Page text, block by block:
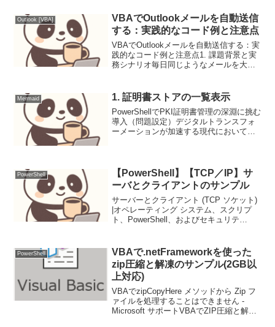
Outlook [VBA]
VBAでOutlookメールを自動送信
する：実践的なコード例と注意点
VBAでOutlookメールを自動送信する：実
践的なコード例と注意点1. 課題背景と実
務シナリオ毎日同じようなメールを大量
を浪費します。VBAでOutlookメールの
自...
Mermaid 1. 証明書ストアの一覧表示
PowerShellでPKI証明書管理の深淵に挑む
導入（問題設定）デジタルトランスフォ
ーメーションが加速する現代において、
ド...
PowerShell
【PowerShell】【TCP／IP】サ
ーバとクライアントのサンプル
サーバーとクライアント (TCP ソケット)
|オペレーティング システム、スクリプ
ト、PowerShell、およびセキュリテ
た。まずサーバ側については、...
PowerShell
VBAで.netFrameworkを使った
zip圧縮と解凍のサンプル(2GB以
上対応)
VBAでzipCopyHere メソッドから Zip フ
ァイルを処理することはできません -
Microsoft サポートVBAでZIP圧縮と解凍